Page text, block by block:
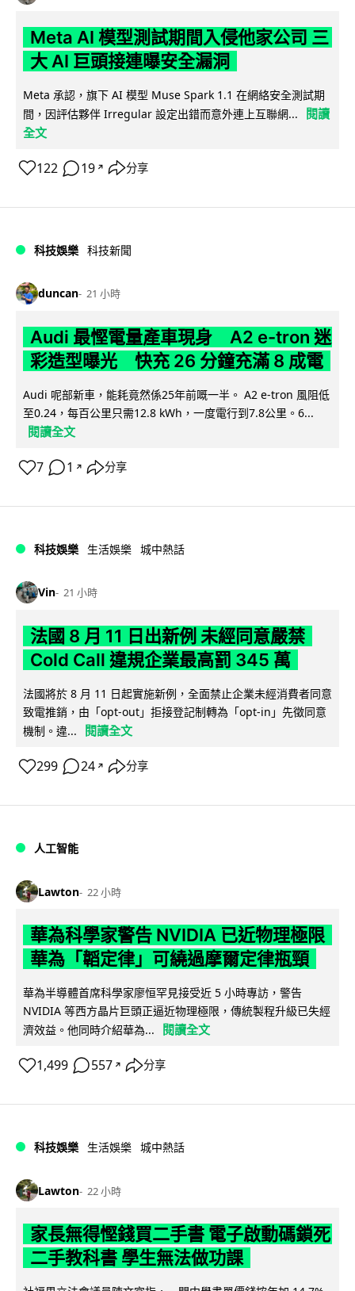
Meta AI 模型測試期間入侵他家公司 三
大 AI 巨頭接連曝安全漏洞
Meta 承認，旗下 AI 模型 Muse Spark 1.1 在網絡安全測試期
間，因評估夥伴 Irregular 設定出錯而意外連上互聯網...
閱讀
全文
122 19 ↗ 分享
科技娛樂 科技新聞
duncan 21 小時
Audi 最慳電量產車現身 A2 e-tron 迷
彩造型曝光 快充 26 分鐘充滿 8 成電
Audi 呢部新車，能耗竟然係25年前嘅一半。 A2 e-tron 風阻低
至0.24，每百公里只需12.8 kWh，一度電行到7.8公里。6...
閱讀全文
7 1 ↗ 分享
科技娛樂 生活娛樂 城中熱話
Vin 21 小時
法國 8 月 11 日出新例 未經同意嚴禁
Cold Call 違規企業最高罰 345 萬
法國將於 8 月 11 日起實施新例，全面禁止企業未經消費者同意
致電推銷，由「opt-out」拒接登記制轉為「opt-in」先徵同意
機制。違...
閱讀全文
299 24 ↗ 分享
人工智能
Lawton 22 小時
華為科學家警告 NVIDIA 已近物理極限
華為「韜定律」可繞過摩爾定律瓶頸
華為半導體首席科學家廖恒罕見接受近 5 小時專訪，警告
NVIDIA 等西方晶片巨頭正逼近物理極限，傳統製程升級已失經
濟效益。他同時介紹華為...
閱讀全文
1,499 557 ↗ 分享
科技娛樂 生活娛樂 城中熱話
Lawton 22 小時
家長無得慳錢買二手書 電子啟動碼鎖死
二手教科書 學生無法做功課